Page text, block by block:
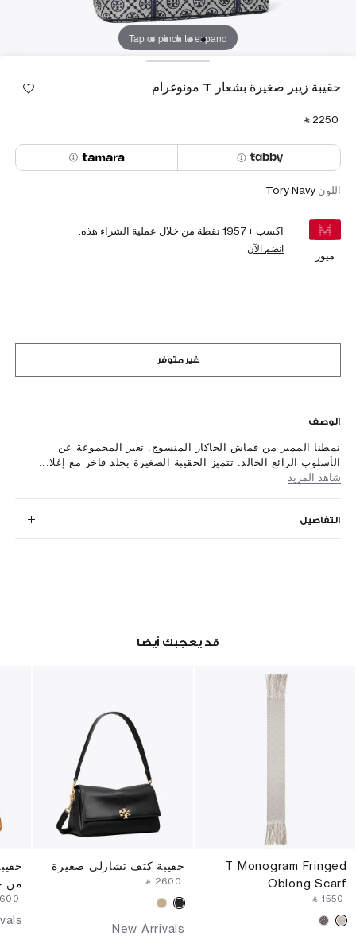
Tap or pinch to expand
حقيبة زيبر صغيرة بشعار T مونوغرام
‎ ⃁ ⁦2250⁩ ‎
اللون Tory Navy
ميوز
اكسب +1957 نقطة من خلال عملية الشراء هذه.
انضم الآن
غير متوفر
الوصف
نمطنا المميز من قماش الجاكار المنسوج. تعبر المجموعة عن
الأسلوب الرائع الخالد. تتميز الحقيبة الصغيرة بجلد فاخر مع إغلا...
شاهد المزيد
التفاصيل
قد يعجبك أيضا
T Monogram Fringed
Oblong Scarf
‎ ⃁ ⁦1550⁩ ‎
حقيبة كتف تشارلي صغيرة
‎ ⃁ ⁦2600⁩ ‎
New Arrivals
من